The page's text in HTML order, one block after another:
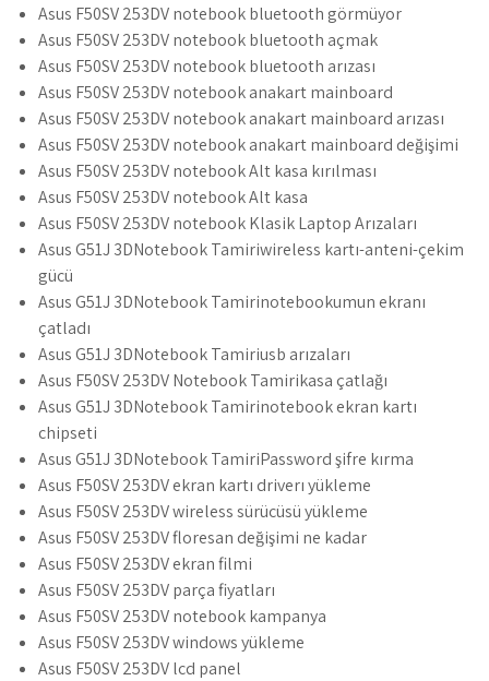
Asus F50SV 253DV notebook bluetooth görmüyor
Asus F50SV 253DV notebook bluetooth açmak
Asus F50SV 253DV notebook bluetooth arızası
Asus F50SV 253DV notebook anakart mainboard
Asus F50SV 253DV notebook anakart mainboard arızası
Asus F50SV 253DV notebook anakart mainboard değişimi
Asus F50SV 253DV notebook Alt kasa kırılması
Asus F50SV 253DV notebook Alt kasa
Asus F50SV 253DV notebook Klasik Laptop Arızaları
Asus G51J 3DNotebook Tamiriwireless kartı-anteni-çekim
gücü
Asus G51J 3DNotebook Tamirinotebookumun ekranı
çatladı
Asus G51J 3DNotebook Tamiriusb arızaları
Asus F50SV 253DV Notebook Tamirikasa çatlağı
Asus G51J 3DNotebook Tamirinotebook ekran kartı
chipseti
Asus G51J 3DNotebook TamiriPassword şifre kırma
Asus F50SV 253DV ekran kartı driverı yükleme
Asus F50SV 253DV wireless sürücüsü yükleme
Asus F50SV 253DV floresan değişimi ne kadar
Asus F50SV 253DV ekran filmi
Asus F50SV 253DV parça fiyatları
Asus F50SV 253DV notebook kampanya
Asus F50SV 253DV windows yükleme
Asus F50SV 253DV lcd panel